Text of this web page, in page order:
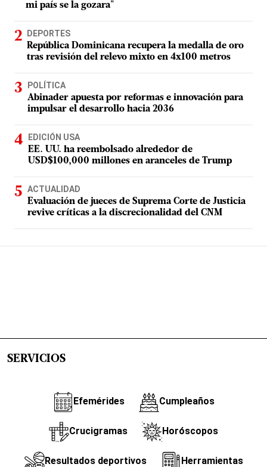
mi país se la gozara"
DEPORTES
República Dominicana recupera la medalla de oro
tras revisión del relevo mixto en 4x100 metros
POLÍTICA
Abinader apuesta por reformas e innovación para
impulsar el desarrollo hacia 2036
EDICIÓN USA
EE. UU. ha reembolsado alrededor de
USD$100,000 millones en aranceles de Trump
ACTUALIDAD
Evaluación de jueces de Suprema Corte de Justicia
revive críticas a la discrecionalidad del CNM
SERVICIOS
Efemérides Cumpleaños
Crucigramas Horóscopos
Resultados deportivos Herramientas